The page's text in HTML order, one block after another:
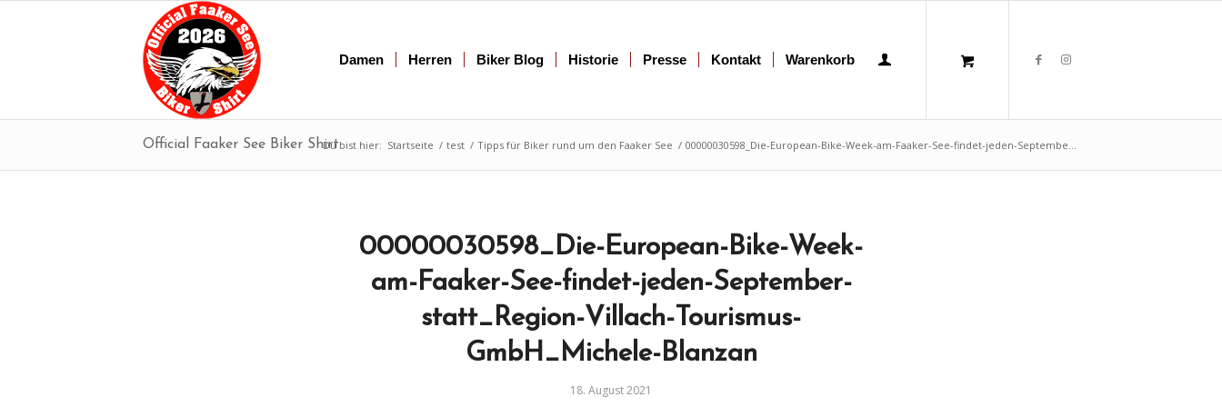
Damen Herren Biker Blog Historie Presse Kontakt Warenkorb
Official Faaker See Biker ShirtDu bist hier: Startseite / test / Tipps für Biker rund um den Faaker See / 00000030598_Die-European-Bike-Week-am-Faaker-See-findet-jeden-Septembe...
00000030598_Die-European-Bike-Week-
am-Faaker-See-findet-jeden-September-
statt_Region-Villach-Tourismus-
GmbH_Michele-Blanzan
18. August 2021